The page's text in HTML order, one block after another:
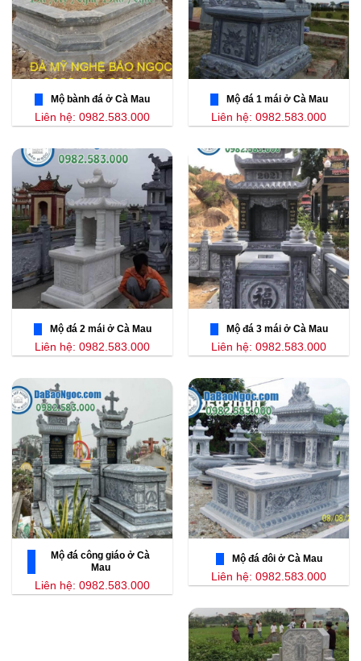
Mộ bành đá ở Cà Mau
Liên hệ: 0982.583.000
Mộ đá 1 mái ở Cà Mau
Liên hệ: 0982.583.000
Mộ đá 2 mái ở Cà Mau
Liên hệ: 0982.583.000
Mộ đá 3 mái ở Cà Mau
Liên hệ: 0982.583.000
Mộ đá công giáo ở Cà
Mau
Liên hệ: 0982.583.000
Mộ đá đôi ở Cà Mau
Liên hệ: 0982.583.000